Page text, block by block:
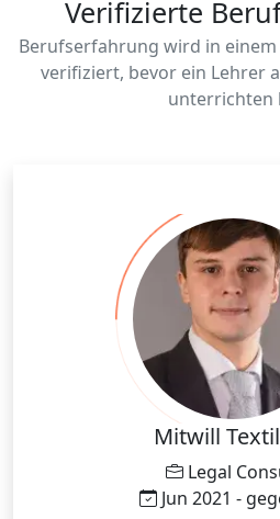
Verifizierte
Berufserfahrung wird in
verifiziert, bevor ein Lehrer
unterrichten
Mitwill
Legal
Jun 2021 -